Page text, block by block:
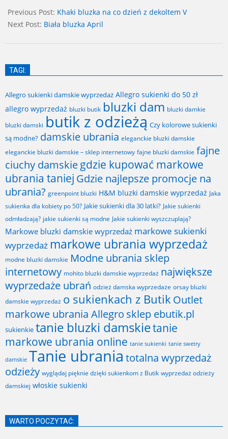
06-
30
Previous Post: Khaki bluzka na co dzień z dekoltem V
Next Post: Biała bluzka April
TAGI:
Allegro sukienki damskie wyprzedaż Allegro sukienki do 50 zł
allegro wyprzedaż bluzki butik bluzki dam bluzki damkie
bluzki damski butik z odzieżą Czy kolorowe sukienki
są modne? damskie ubrania eleganckie bluzki damskie
eleganckie bluzki damskie – sklep internetowy fajne bluzki damskie fajne
ciuchy damskiegdzie kupować markowe
ubrania taniej Gdzie najlepsze promocje na
ubrania? greenpoint bluzki H&M bluzki damskie wyprzedaż Jaka
sukienka dla kobiety po 50? Jakie sukienki dla 30 latki? Jakie sukienki
odmładzają? jakie sukienki są modne Jakie sukienki wyszczuplają?
Markowe bluzki damskie wyprzedaż markowe sukienki
wyprzedaż markowe ubrania wyprzedaż
modne bluzki damskie Modne ubrania sklep
internetowy mohito bluzki damskie wyprzedaż największe
wyprzedaże ubrań odzież damska wyprzedaże orsay bluzki
damskie wyprzedaż o sukienkach z Butik Outlet
markowe ubrania Allegro sklep ebutik.pl
sukienkie tanie bluzki damskietanie
markowe ubrania online tanie sukienki tanie swetry
damskie Tanie ubrania totalna wyprzedaż
odzieży wyglądaj pięknie dzięki sukienkom z Butik wyprzedaż odzieży
damskiej włoskie sukienki
WARTO POCZYTAĆ: